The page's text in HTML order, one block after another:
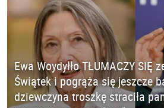
Ewa Woydyłło TŁUMACZY SIĘ
Świątek i pogrąża się jeszcze
dziewczyna troszkę straciła